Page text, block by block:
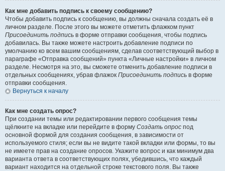
Как мне добавить подпись к своему сообщению?
Чтобы добавить подпись к сообщению, вы должны сначала создать её в
личном разделе. После этого вы можете отметить флажком пункт
Присоединить подпись в форме отправки сообщения, чтобы подпись
добавилась. Вы также можете настроить добавление подписи по
умолчанию ко всем вашим сообщениям, сделав соответствующий выбор в
параграфе «Отправка сообщений» пункта «Личные настройки» в личном
разделе. Несмотря на это, вы сможете отменить добавление подписи в
отдельных сообщениях, убрав флажок Присоединить подпись в форме
отправки сообщения.
Вернуться к началу
Как мне создать опрос?
При создании темы или редактировании первого сообщения темы
щёлкните на вкладке или перейдите в форму Создать опрос под
основной формой для создания сообщения, в зависимости от
используемого стиля; если вы не видите такой вкладки или формы, то вы
не имеете прав на создание опросов. Укажите вопрос и как минимум два
варианта ответа в соответствующих полях, убедившись, что каждый
вариант находится на отдельной строке текстового поля. Вы также